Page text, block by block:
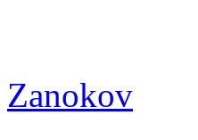
Zanokov